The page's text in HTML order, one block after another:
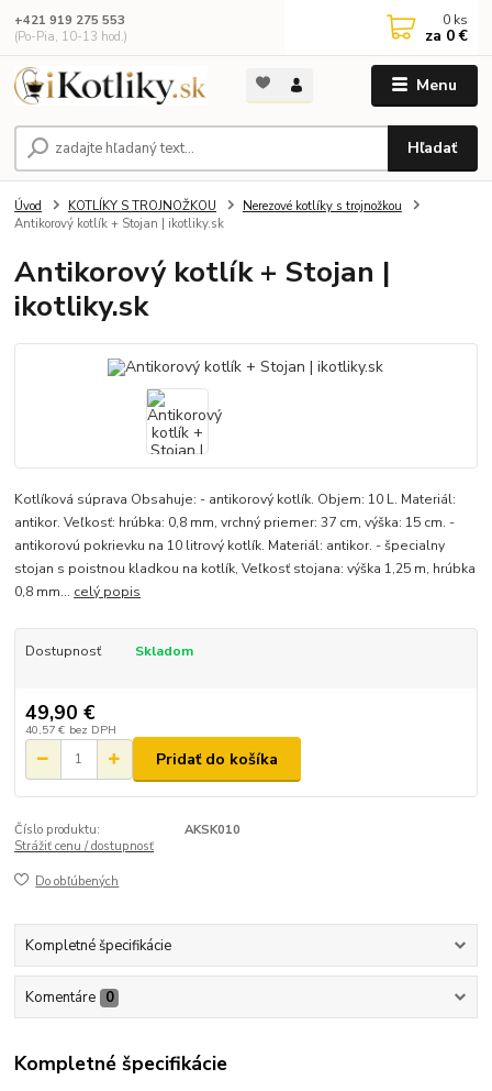
Menu
Hľadať
+421 919 275 553
(Po-Pia, 10-13 hod.)
0 ks
za 0 €
Úvod KOTLÍKY S TROJNOŽKOU
Nerezové kotlíky s trojnožkou
Antikorový kotlík + Stojan | ikotliky.sk
Antikorový kotlík + Stojan |
ikotliky.sk
Kotlíková súprava Obsahuje: - antikorový kotlík. Objem: 10 L. Materiál:
antikor. Veľkosť: hrúbka: 0,8 mm, vrchný priemer: 37 cm, výška: 15 cm. -
antikorovú pokrievku na 10 litrový kotlík. Materiál: antikor. - špecialny
stojan s poistnou kladkou na kotlík, Veľkosť stojana: výška 1,25 m, hrúbka
0,8 mm... celý popis
Dostupnosť Skladom
49,90 €
40,57 € bez DPH
Pridať do košíka
Číslo produktu:
AKSK010
Strážiť cenu / dostupnosť
Do obľúbených
Kompletné špecifikácie
Komentáre 0
Kompletné špecifikácie